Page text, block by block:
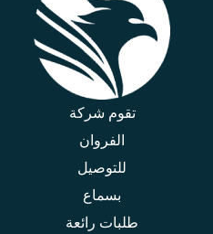
تقوم شركة
الفروان
للتوصيل
بسماع
طلبات رائعة